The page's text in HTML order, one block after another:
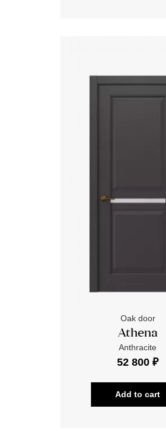
Oak door
Athena
Anthracite
52 800 ₽
Add to cart